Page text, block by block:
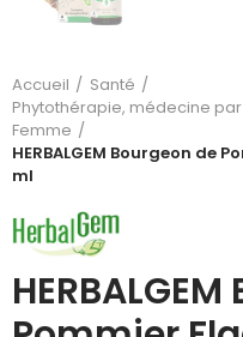
Accueil
Santé
Phytothérapie, médecine
Femme
HERBALGEM Bourgeon de
ml